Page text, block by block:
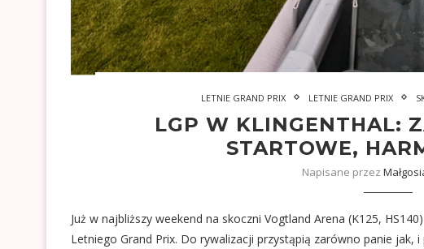
LETNIE GRAND PRIX LETNIE GRAND PRIX
LGP W KLINGENTHAL:
STARTOWE,
Napisane przez
Już w najbliższy weekend na skoczni Vogtland Arena (K125,
Letniego Grand Prix. Do rywalizacji przystąpią zarówno panie jak,